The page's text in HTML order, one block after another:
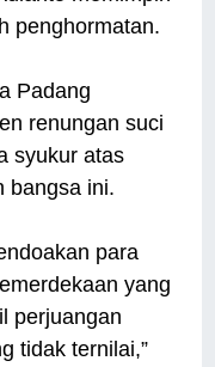
penghormatan.
Padang
renungan suci
syukur atas
bangsa ini.
para
yang
perjuangan
tidak ternilai,”